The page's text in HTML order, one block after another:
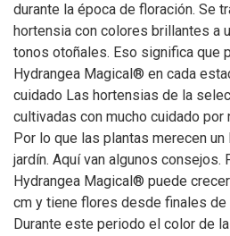
durante la época de floración. Se
hortensia con colores brillantes a
tonos otoñales. Eso significa que
Hydrangea Magical® en cada
cuidado Las hortensias de la
cultivadas con mucho cuidado
Por lo que las plantas merecen
jardín. Aquí van algunos consejos.
Hydrangea Magical® puede
cm y tiene flores desde finales de
Durante este periodo el color de